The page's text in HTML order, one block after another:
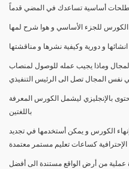
أساسية تساعدك في المضي قدماً
و دورية وكيفية نشرها و مناقشتها
المجال وماذا يجيب عمله للوصول لمنصاب
نفس المجال تصل الى الرئيس التنفيذي
بالإنجليزي ليشمل الكورس المعرفة
باللغتين
الكورس و يمكن أستخدمها في تجديد
كساعات تعليم مستمر معتمدة
من أرض الواقع مستندة الى أفضل